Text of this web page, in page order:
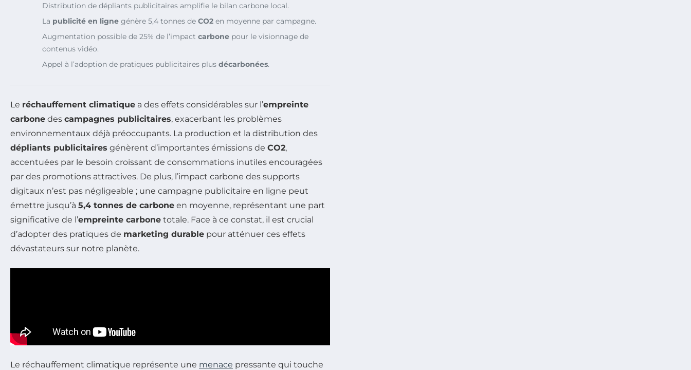
Distribution de dépliants publicitaires amplifie le bilan carbone local.
La publicité en ligne génère 5,4 tonnes de CO2 en moyenne par campagne.
Augmentation possible de 25% de l’impact carbone pour le visionnage de
contenus vidéo.
Appel à l’adoption de pratiques publicitaires plus décarbonées.
Le réchauffement climatique a des effets considérables sur l’empreinte
carbone des campagnes publicitaires, exacerbant les problèmes
environnementaux déjà préoccupants. La production et la distribution des
dépliants publicitaires génèrent d’importantes émissions de CO2,
accentuées par le besoin croissant de consommations inutiles encouragées
par des promotions attractives. De plus, l’impact carbone des supports
digitaux n’est pas négligeable ; une campagne publicitaire en ligne peut
émettre jusqu’à 5,4 tonnes de carbone en moyenne, représentant une part
significative de l’empreinte carbone totale. Face à ce constat, il est crucial
d’adopter des pratiques de marketing durable pour atténuer ces effets
dévastateurs sur notre planète.
Le réchauffement climatique représente une menace pressante qui touche